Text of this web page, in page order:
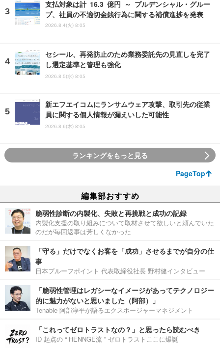
支払対象は計 16.3 億円 ～ プルデンシャル・グルー
プ、社員の不適切金銭行為に関する補償進捗を発表
2026.8.4(火) 8:05
セシール、再発防止のため業務委託先の見直しを完了
し選定基準と管理も強化
2026.8.5(水) 8:05
新エフエイコムにランサムウェア攻撃、取引先の従業
員に関する個人情報が漏えいした可能性
2026.8.6(木) 8:05
ランキングをもっと見る
PageTop
編集部おすすめ
脆弱性診断の内製化、失敗と再挑戦と成功の記録
内製化支援の取り組みについて取材させて欲しいと頼んでいた
のだが毎回返事は芳しくなかった
「守る」だけでなくお客を「成功」させるまでが自分の仕
事
日本プルーフポイント 代表取締役社長 野村健インタビュー
「脆弱性管理はレガシーなイメージがあってテクノロジー
的に魅力がないと思いました（阿部）」
Tenable 阿部淳平が語るエクスポージャーマネジメント
「これってゼロトラストなの？」と思ったら読むべき
ID 起点の “ HENNGE流 ” ゼロトラストここに爆誕